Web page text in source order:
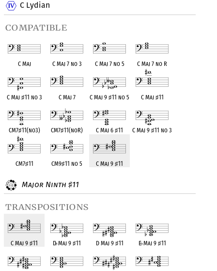
C Lydian
compatible
C Maj C Maj 7 no 3 C Maj 7 no 5 C Maj 7 no R
C Maj ♯11 no 3 C Maj 7 C Maj 9♯11 no 5 C Maj ♯11
CM7♯11(no3) CM7♯11(noR) C Maj 6♯11 C Maj 9♯11 no 3
CM7♯11 CM9♯11 no 5 C Maj 9♯11
Major Ninth♯11
transpositions
C Maj 9♯11 D♭Maj 9 ♯11 D Maj 9 ♯11 E♭Maj 9 ♯11